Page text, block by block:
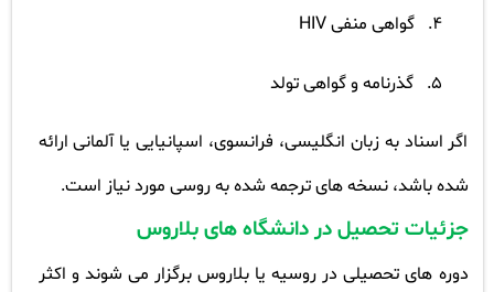
4. گواهی منفیHIV
5. گذرنامه و گواهی تولد
اگر اسناد به زبان انگلیسی، فرانسوی، اسپانیایی یا آلمانی ارائه
شده باشد، نسخه های ترجمه شده به روسی مورد نیاز است.
جزئیات تحصیل در دانشگاه های بلاروس
دوره های تحصیلی در روسیه یا بلاروس برگزار می شوند و اکثر